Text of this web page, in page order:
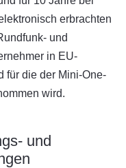
erbrachten
und
in EU-
für die der Mini-One-
wird.
und